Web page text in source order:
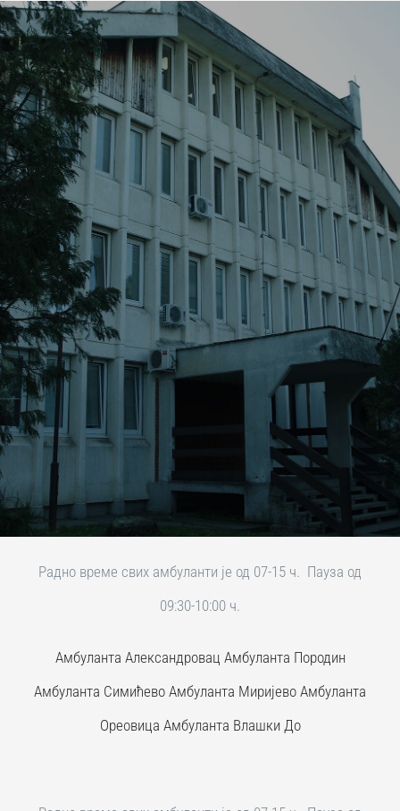
Радно време свих амбуланти је од 07-15 ч. Пауза од
09:30-10:00 ч.
Амбуланта Александровац Амбуланта Породин
Амбуланта Симићево Амбуланта Миријево Амбуланта
Ореовица Амбуланта Влашки До